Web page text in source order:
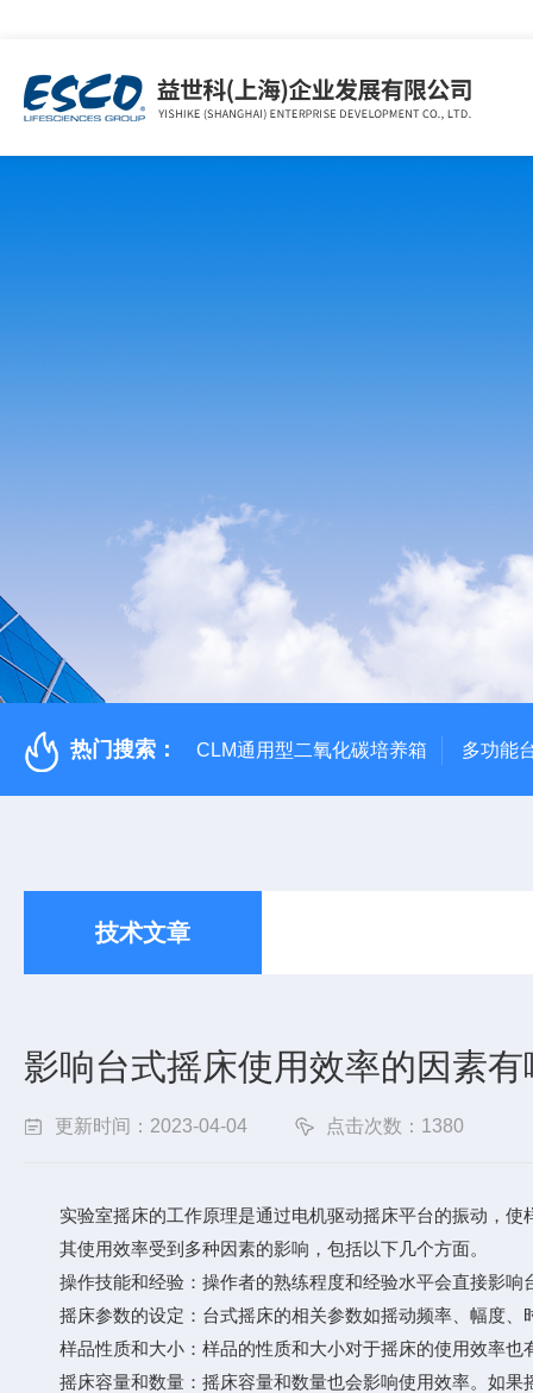
热门搜索： CLM通用型二氧化碳培养箱 多功能
技术文章
影响台式摇床使用效率的因素有
更新时间：2023-04-04 点击次数：1380
实验室摇床的工作原理是通过电机驱动摇床平台的振动，使
其使用效率受到多种因素的影响，包括以下几个方面。
操作技能和经验：操作者的熟练程度和经验水平会直接影响
摇床参数的设定：台式摇床的相关参数如摇动频率、幅度、
样品性质和大小：样品的性质和大小对于摇床的使用效率也
摇床容量和数量：摇床容量和数量也会影响使用效率。如果